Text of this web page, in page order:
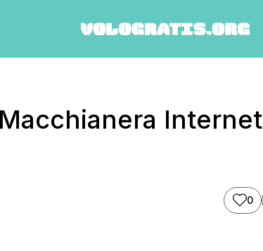
Internet
0